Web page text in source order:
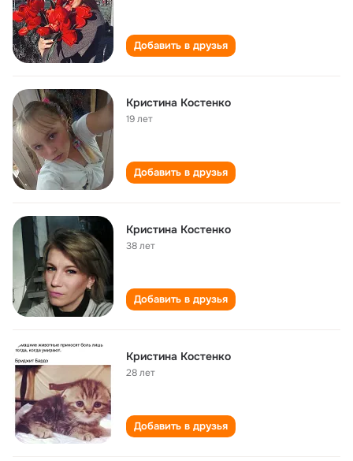
Добавить в друзья
Кристина Костенко
19 лет
Добавить в друзья
Кристина Костенко
38 лет
Добавить в друзья
Кристина Костенко
28 лет
Добавить в друзья